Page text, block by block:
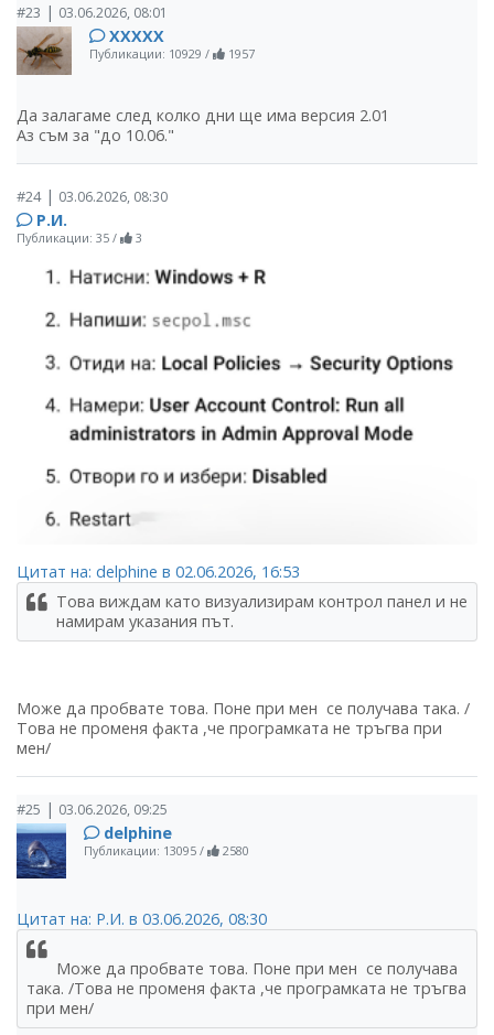
#23 | 03.06.2026, 08:01
ХХХХХ
Публикации: 10929 / 1957
Да залагаме след колко дни ще има версия 2.01
Аз съм за "до 10.06."
#24| 03.06.2026, 08:30
Р.И.
Публикации: 35 / 3
Цитат на: delphine в 02.06.2026, 16:53
Това виждам като визуализирам контрол панел и не
намирам указания път.
Може да пробвате това. Поне при мен се получава така. /
Това не променя факта ,че програмката не тръгва при
мен/
#25 | 03.06.2026, 09:25
delphine
Публикации: 13095 / 2580
Цитат на: Р.И. в 03.06.2026, 08:30
Може да пробвате това. Поне при мен се получава
така. /Това не променя факта ,че програмката не тръгва
при мен/